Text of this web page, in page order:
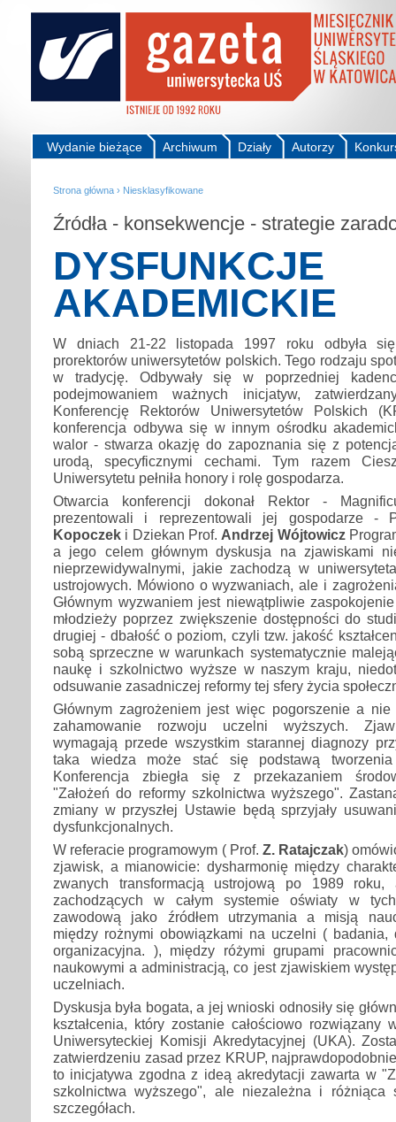
Autorzy
Działy
Archiwum
Wydanie bieżące
Strona główna › Niesklasyfikowane
Źródła - konsekwencje - strategie
DYSFUNKCJE
AKADEMICKIE
W dniach 21-22 listopada 1997 roku odbyła
prorektorów uniwersytetów polskich. Tego rodzaju
w tradycję. Odbywały się w poprzedniej
podejmowaniem ważnych inicjatyw,
Konferencję Rektorów Uniwersytetów Polskich
konferencja odbywa się w innym ośrodku
walor - stwarza okazję do zapoznania się z
urodą, specyficznymi cechami. Tym razem
Uniwersytetu pełniła honory i rolę gospodarza.
Otwarcia konferencji dokonał Rektor -
prezentowali i reprezentowali jej gospodarze -
Kopoczek i Dziekan Prof. Andrzej Wójtowicz
a jego celem głównym dyskusja na zjawiskami
nieprzewidywalnymi, jakie zachodzą w
ustrojowych. Mówiono o wyzwaniach, ale i
Głównym wyzwaniem jest niewątpliwie
młodzieży poprzez zwiększenie dostępności do
drugiej - dbałość o poziom, czyli tzw. jakość
sobą sprzeczne w warunkach systematycznie
naukę i szkolnictwo wyższe w naszym kraju,
odsuwanie zasadniczej reformy tej sfery życia
Głównym zagrożeniem jest więc pogorszenie a
zahamowanie rozwoju uczelni wyższych.
wymagają przede wszystkim starannej diagnozy
taka wiedza może stać się podstawą tworzenia
Konferencja zbiegła się z przekazaniem
"Założeń do reformy szkolnictwa wyższego".
zmiany w przyszłej Ustawie będą sprzyjały
dysfunkcjonalnych.
W referacie programowym ( Prof. Z. Ratajczak)
zjawisk, a mianowicie: dysharmonię między
zwanych transformacją ustrojową po 1989 roku,
zachodzących w całym systemie oświaty w
zawodową jako źródłem utrzymania a misją
między rożnymi obowiązkami na uczelni ( badania,
organizacyjna. ), między różymi grupami
naukowymi a administracją, co jest zjawiskiem
uczelniach.
Dyskusja była bogata, a jej wnioski odnosiły się
kształcenia, który zostanie całościowo rozwiązany
Uniwersyteckiej Komisji Akredytacyjnej (UKA).
zatwierdzeniu zasad przez KRUP,
to inicjatywa zgodna z ideą akredytacji zawarta w
szkolnictwa wyższego", ale niezależna i
szczegółach.